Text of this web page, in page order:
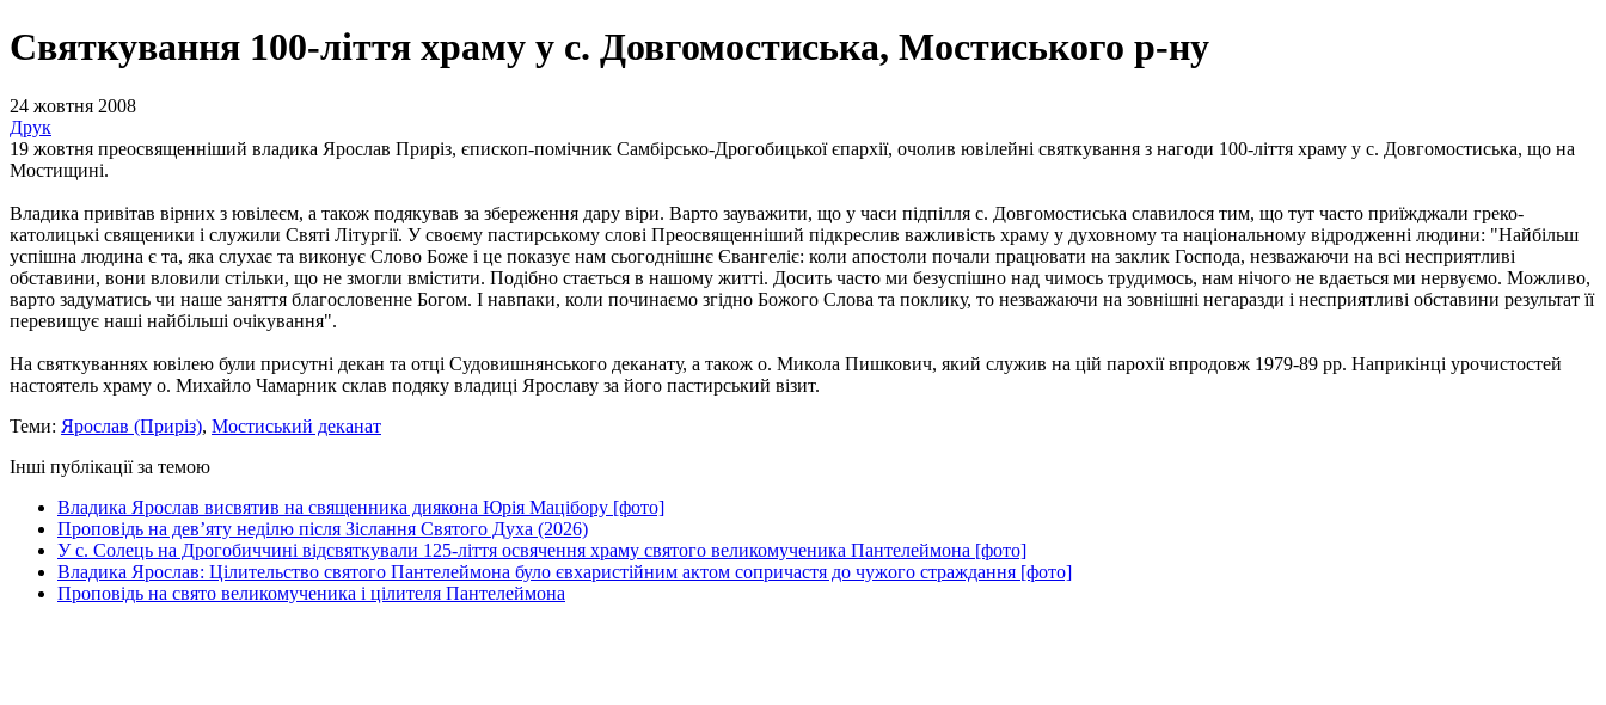
Святкування 100-ліття храму у с. Довгомостиська, Мостиського р-ну
24 жовтня 2008
Друк
19 жовтня преосвященніший владика Ярослав Приріз, єпископ-помічник Самбірсько-Дрогобицької єпархії, очолив ювілейні святкування з нагоди 100-ліття храму у с. Довгомостиська, що на
Мостищині.
Владика привітав вірних з ювілеєм, а також подякував за збереження дару віри. Варто зауважити, що у часи підпілля с. Довгомостиська славилося тим, що тут часто приїжджали греко-
католицькі священики і служили Святі Літургії. У своєму пастирському слові Преосвященніший підкреслив важливість храму у духовному та національному відродженні людини: "Найбільш
успішна людина є та, яка слухає та виконує Слово Боже і це показує нам сьогоднішнє Євангеліє: коли апостоли почали працювати на заклик Господа, незважаючи на всі несприятливі
обставини, вони вловили стільки, що не змогли вмістити. Подібно стається в нашому житті. Досить часто ми безуспішно над чимось трудимось, нам нічого не вдається ми нервуємо. Можливо,
варто задуматись чи наше заняття благословенне Богом. І навпаки, коли починаємо згідно Божого Слова та поклику, то незважаючи на зовнішні негаразди і несприятливі обставини результат її
перевищує наші найбільші очікування".
На святкуваннях ювілею були присутні декан та отці Судовишнянського деканату, а також о. Микола Пишкович, який служив на цій парохії впродовж 1979-89 рр. Наприкінці урочистостей
настоятель храму о. Михайло Чамарник склав подяку владиці Ярославу за його пастирський візит.
Теми: Ярослав (Приріз), Мостиський деканат
Інші публікації за темою
Владика Ярослав висвятив на священника диякона Юрія Мацібору [фото]
Проповідь на дев’яту неділю після Зіслання Святого Духа (2026)
У с. Солець на Дрогобиччині відсвяткували 125-ліття освячення храму святого великомученика Пантелеймона [фото]
Владика Ярослав: Цілительство святого Пантелеймона було євхаристійним актом сопричастя до чужого страждання [фото]
Проповідь на свято великомученика і цілителя Пантелеймона